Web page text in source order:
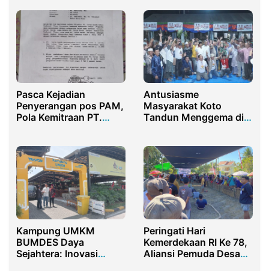
Pasca Kejadian
Penyerangan pos PAM,
Pola Kemitraan PT.
Antusiasme
Masyarakat Koto
Tandun Menggema di
Kampung UMKM
BUMDES Daya
Sejahtera: Inovasi
Peringati Hari
Kemerdekaan RI Ke 78,
Aliansi Pemuda Desa